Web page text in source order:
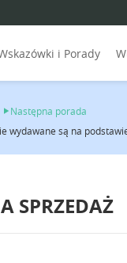
i Porady
Następna porada
wydawane są na
SPRZEDAŻ